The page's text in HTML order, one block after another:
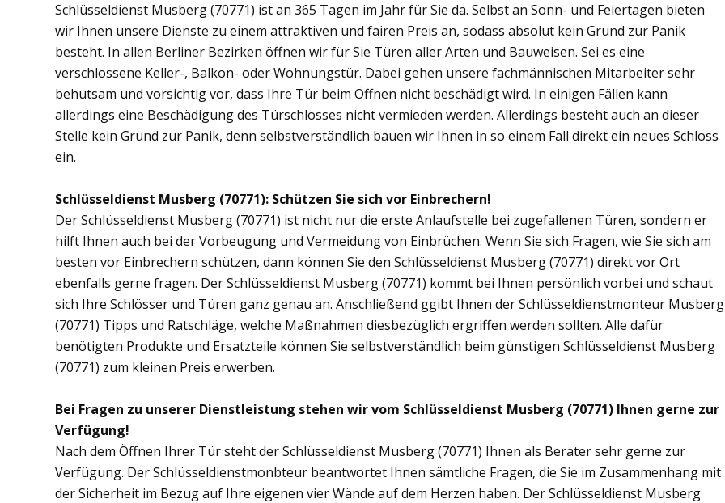
Schlüsseldienst Musberg (70771) ist an 365 Tagen im Jahr für Sie da. Selbst an Sonn- und Feiertagen bieten
wir Ihnen unsere Dienste zu einem attraktiven und fairen Preis an, sodass absolut kein Grund zur Panik
besteht. In allen Berliner Bezirken öffnen wir für Sie Türen aller Arten und Bauweisen. Sei es eine
verschlossene Keller-, Balkon- oder Wohnungstür. Dabei gehen unsere fachmännischen Mitarbeiter sehr
behutsam und vorsichtig vor, dass Ihre Tür beim Öffnen nicht beschädigt wird. In einigen Fällen kann
allerdings eine Beschädigung des Türschlosses nicht vermieden werden. Allerdings besteht auch an dieser
Stelle kein Grund zur Panik, denn selbstverständlich bauen wir Ihnen in so einem Fall direkt ein neues Schloss
ein.
Schlüsseldienst Musberg (70771): Schützen Sie sich vor Einbrechern!
Der Schlüsseldienst Musberg (70771) ist nicht nur die erste Anlaufstelle bei zugefallenen Türen, sondern er
hilft Ihnen auch bei der Vorbeugung und Vermeidung von Einbrüchen. Wenn Sie sich Fragen, wie Sie sich am
besten vor Einbrechern schützen, dann können Sie den Schlüsseldienst Musberg (70771) direkt vor Ort
ebenfalls gerne fragen. Der Schlüsseldienst Musberg (70771) kommt bei Ihnen persönlich vorbei und schaut
sich Ihre Schlösser und Türen ganz genau an. Anschließend ggibt Ihnen der Schlüsseldienstmonteur Musberg
(70771) Tipps und Ratschläge, welche Maßnahmen diesbezüglich ergriffen werden sollten. Alle dafür
benötigten Produkte und Ersatzteile können Sie selbstverständlich beim günstigen Schlüsseldienst Musberg
(70771) zum kleinen Preis erwerben.
Bei Fragen zu unserer Dienstleistung stehen wir vom Schlüsseldienst Musberg (70771) Ihnen gerne zur
Verfügung!
Nach dem Öffnen Ihrer Tür steht der Schlüsseldienst Musberg (70771) Ihnen als Berater sehr gerne zur
Verfügung. Der Schlüsseldienstmonbteur beantwortet Ihnen sämtliche Fragen, die Sie im Zusammenhang mit
der Sicherheit im Bezug auf Ihre eigenen vier Wände auf dem Herzen haben. Der Schlüsseldienst Musberg